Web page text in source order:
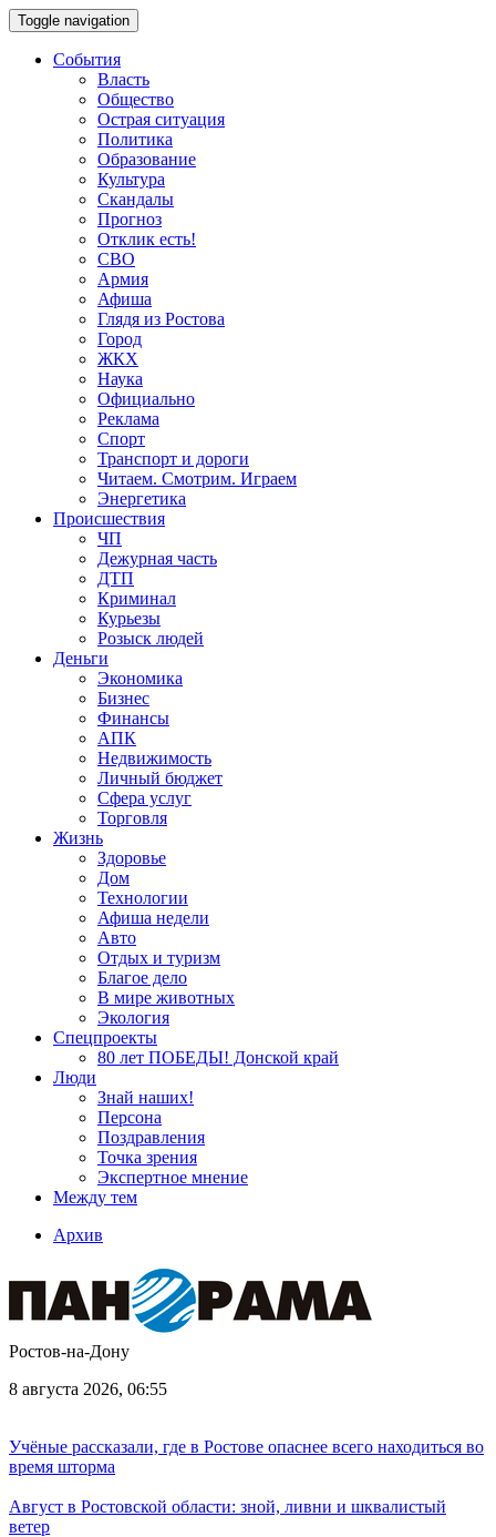
Toggle navigation
События
Власть
Общество
Острая ситуация
Политика
Образование
Культура
Скандалы
Прогноз
Отклик есть!
СВО
Армия
Афиша
Глядя из Ростова
Город
ЖКХ
Наука
Официально
Реклама
Спорт
Транспорт и дороги
Читаем. Смотрим. Играем
Энергетика
Происшествия
ЧП
Дежурная часть
ДТП
Криминал
Курьезы
Розыск людей
Деньги
Экономика
Бизнес
Финансы
АПК
Недвижимость
Личный бюджет
Сфера услуг
Торговля
Жизнь
Здоровье
Дом
Технологии
Афиша недели
Авто
Отдых и туризм
Благое дело
В мире животных
Экология
Спецпроекты
80 лет ПОБЕДЫ! Донской край
Люди
Знай наших!
Персона
Поздравления
Точка зрения
Экспертное мнение
Между тем
Архив
Ростов-на-Дону
8 августа 2026, 06:55
Учёные рассказали, где в Ростове опаснее всего находиться во
время шторма
Август в Ростовской области: зной, ливни и шквалистый
ветер